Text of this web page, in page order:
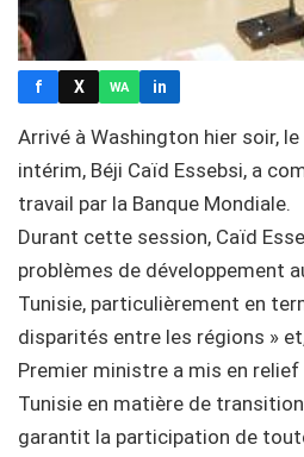
f X WA in
Arrivé à Washington hier soir,
intérim, Béji Caïd Essebsi, a
travail par la Banque Mondiale.
Durant cette session, Caïd
problèmes de développement
Tunisie, particulièrement en
disparités entre les régions »
Premier ministre a mis en relief
Tunisie en matière de
garantit la participation de